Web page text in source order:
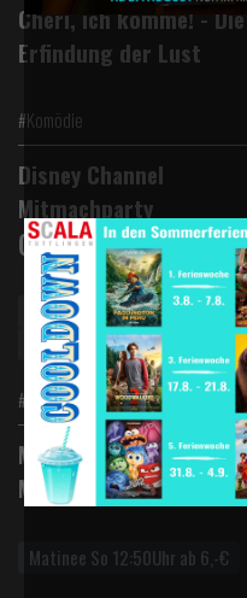
Chéri, ich komme! - Die
Erfindung der Lust
#Komödie
Disney Channel
Mitmachparty
(September 2026)
Vorverkauf
Disney Channel Mitmachkino
#Animation #Special Event #Familie
Matinee | 2D Minions &
Monsters
Matinee So 12:50Uhr ab 6,-€